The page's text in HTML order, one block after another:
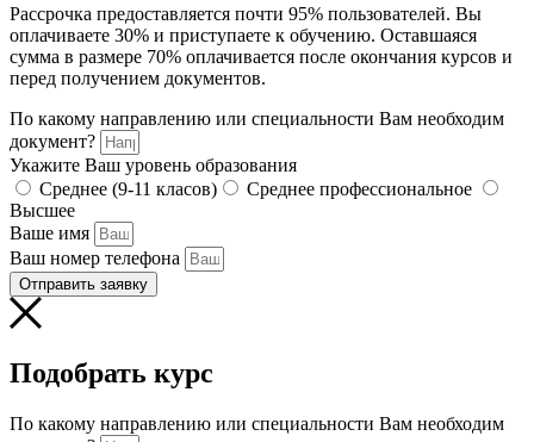
Рассрочка предоставляется почти 95% пользователей. Вы
оплачиваете 30% и приступаете к обучению. Оставшаяся
сумма в размере 70% оплачивается после окончания курсов и
перед получением документов.
По какому направлению или специальности Вам необходим
документ?
Укажите Ваш уровень образования
Среднее (9-11 класов)
Среднее профессиональное
Высшее
Ваше имя
Ваш номер телефона
Отправить заявку
Подобрать курс
По какому направлению или специальности Вам необходим